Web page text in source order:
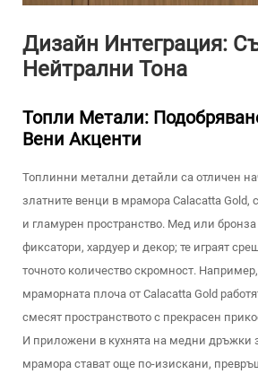
Дизайн Интеграция:
Нейтрални Тона
Топли Метали:
Вени Акценти
Топлинни метални детайли са отличен
златните венци в мрамора Calacatta Gold,
и гламурен пространство. Мед или
фиксатори, хардуер и декор; те играят
точното количество скромност.
мраморната плоча от Calacatta Gold
смесят пространството с прекрасен
И приложени в кухнята на медни дръжки
мрамора стават още по-изискани,